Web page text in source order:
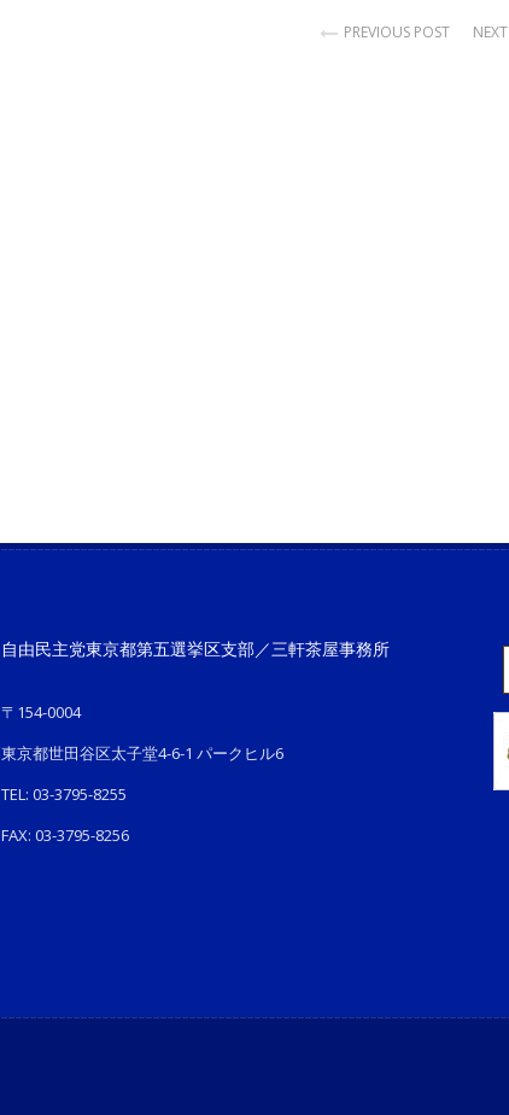
PREVIOUS POST NEXT
自由民主党東京都第五選挙区支部／三軒茶屋事務所
〒154-0004
東京都世田谷区太子堂4-6-1 パークヒル6
TEL: 03-3795-8255
FAX: 03-3795-8256